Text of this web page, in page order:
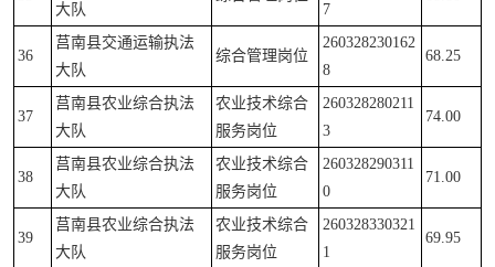
大队
7
36
莒南县交通运输执法
大队
综合管理岗位
260328230162
8
68.25
37
莒南县农业综合执法
大队
农业技术综合
服务岗位
260328280211
3
74.00
38
莒南县农业综合执法
大队
农业技术综合
服务岗位
260328290311
0
71.00
39
莒南县农业综合执法
大队
农业技术综合
服务岗位
260328330321
1
69.95